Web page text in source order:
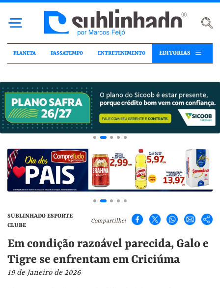
PLANETA PASSATEMPO ENTRETENIMENTO EDITORIAS
SUBLINHADO ESPORTE
CLUBE
Compartilhe!
Em condição razoável parecida, Galo e
Tigre se enfrentam em Criciúma
19 de Janeiro de 2026